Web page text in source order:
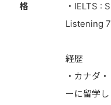
格
・IELTS :
Listening 7
経歴
・カナダ
ーに留学し